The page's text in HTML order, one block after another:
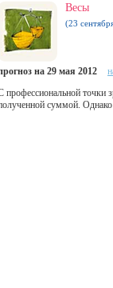
Весы
(23
на 29 мая 2012
профессиональной точки
суммой. Однако